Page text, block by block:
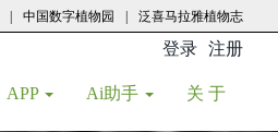
中国数字植物园 泛喜马拉雅植物志
登录 注册
APP Ai助手 关 于